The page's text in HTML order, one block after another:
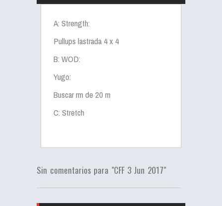
A: Strength:
Pullups lastrada 4 x 4
B: WOD:
Yugo:
Buscar rm de 20 m
C: Stretch
Sin comentarios para "CFF 3 Jun 2017"